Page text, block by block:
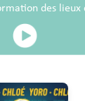
développement
des lieux